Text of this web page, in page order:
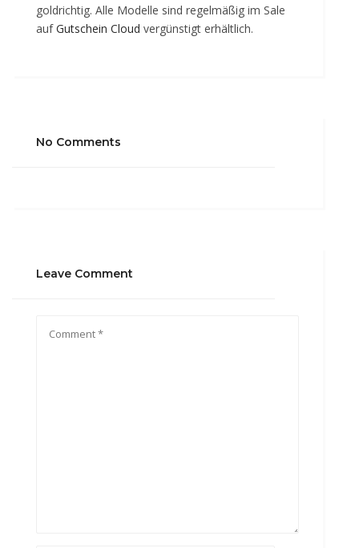
goldrichtig. Alle Modelle sind regelmäßig im Sale
aufGutschein Cloud vergünstigt erhältlich.
No Comments
Leave Comment